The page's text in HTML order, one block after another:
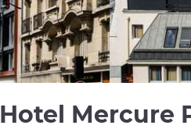
Hotel Mercure